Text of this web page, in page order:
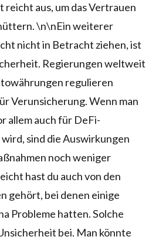
aus, um das Vertrauen
\n\nEin weiterer
nicht in Betracht ziehen, ist
Regierungen weltweit
regulieren
Verunsicherung. Wenn man
allem auch für DeFi-
sind die Auswirkungen
noch weniger
hast du auch von den
gehört, bei denen einige
Probleme hatten. Solche
bei. Man könnte